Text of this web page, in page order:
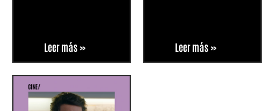
Leer más » Leer más »